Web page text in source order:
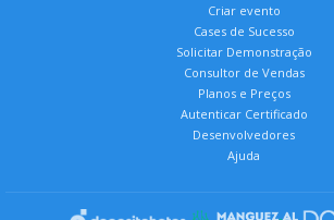
Criar evento
Cases de Sucesso
Solicitar Demonstração
Consultor de Vendas
Planos e Preços
Autenticar Certificado
Desenvolvedores
Ajuda